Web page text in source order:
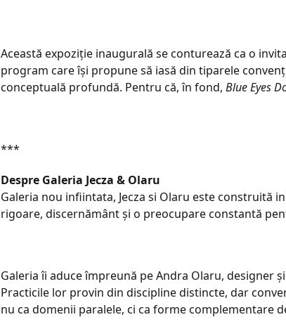
Această expoziție inaugurală se conturează ca o
program care își propune să iasă din tiparele
conceptuală profundă. Pentru că, în fond, Blue Eyes
***
Despre Galeria Jecza & Olaru
Galeria nou infiintata, Jecza si Olaru este construită
rigoare, discernământ și o preocupare constantă
Galeria îi aduce împreună pe Andra Olaru, designer
Practicile lor provin din discipline distincte, dar
nu ca domenii paralele, ci ca forme complementare